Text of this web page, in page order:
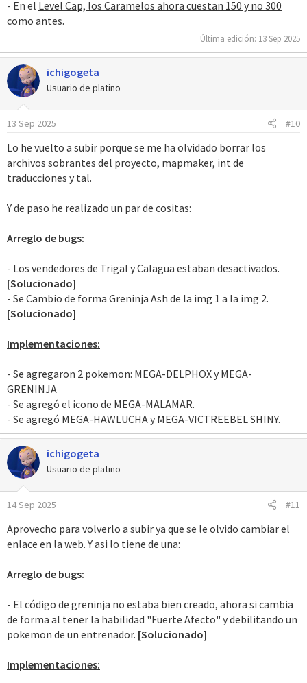
- En el Level Cap, los Caramelos ahora cuestan 150 y no 300
como antes.
Última edición: 13 Sep 2025
ichigogeta
Usuario de platino
13 Sep 2025 #10
Lo he vuelto a subir porque se me ha olvidado borrar los
archivos sobrantes del proyecto, mapmaker, int de
traducciones y tal.
Y de paso he realizado un par de cositas:
Arreglo de bugs:
- Los vendedores de Trigal y Calagua estaban desactivados.
[Solucionado]
- Se Cambio de forma Greninja Ash de la img 1 a la img 2.
[Solucionado]
Implementaciones:
- Se agregaron 2 pokemon: MEGA-DELPHOX y MEGA-
GRENINJA
- Se agregó el icono de MEGA-MALAMAR.
- Se agregó MEGA-HAWLUCHA y MEGA-VICTREEBEL SHINY.
ichigogeta
Usuario de platino
14 Sep 2025 #11
Aprovecho para volverlo a subir ya que se le olvido cambiar el
enlace en la web. Y asi lo tiene de una:
Arreglo de bugs:
- El código de greninja no estaba bien creado, ahora si cambia
de forma al tener la habilidad "Fuerte Afecto" y debilitando un
pokemon de un entrenador. [Solucionado]
Implementaciones: